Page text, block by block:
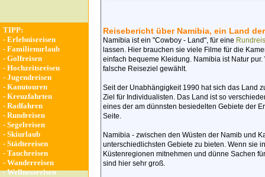
TIPP:
- Erlebnisreisen
- Familienurlaub
- Golfreisen
- Hochzeitsreisen
- Jugendreisen
- Kanutouren
- Kreuzfahrten
- Radfahren
- Rundreisen
- Segelreisen
- Skiurlaub
- Städtereisen
- Tauchreisen
- Wanderreisen
-Wellnessreisen
Reisebericht über Namibia, ein Land
Namibia ist ein "Cowboy - Land", für eine
lassen. Hier brauchen sie viele Filme für die
einfach bequeme Kleidung. Namibia ist Natur
falsche Reiseziel gewählt.
Seit der Unabhängigkeit 1990 hat sich das Land
Ziel für Individualisten. Das Land ist so
eines der am dünnsten besiedelten Gebiete der
Seite.
Namibia - zwischen den Wüsten der Namib und
unterschiedlichsten Gebiete zu bieten. Wenn sie
Küstenregionen mitnehmen und dünne Sachen
sind hier sehr groß.